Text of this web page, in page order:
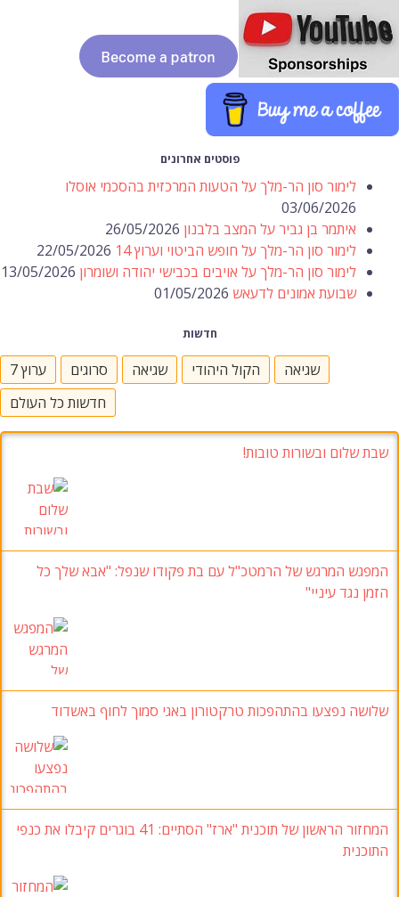
פוסטים אחרונים
לימור סון הר-מלך על הטעות המרכזית בהסכמי אוסלו
03/06/2026
איתמר בן גביר על המצב בלבנון 26/05/2026
לימור סון הר-מלך על חופש הביטוי וערוץ 14
22/05/2026
לימור סון הר-מלך על אויבים בכבישי יהודה ושומרון 13/05/2026
שבועת אמונים לדעאש 01/05/2026
חדשות
ערוץ 7 סרוגים שגיאה הקול היהודי
שגיאה
חדשות כל העולם
שבת שלום ובשורות טובות!
המפגש המרגש של הרמטכ"ל עם בת פקודו שנפל: "אבא שלך כל
הזמן נגד עיניי"
שלושה נפצעו בהתהפכות טרקטורון באגי סמוך לחוף באשדוד
המחזור הראשון של תוכנית "ארז" הסתיים: 41
בוגרים קיבלו את כנפי
התוכנית